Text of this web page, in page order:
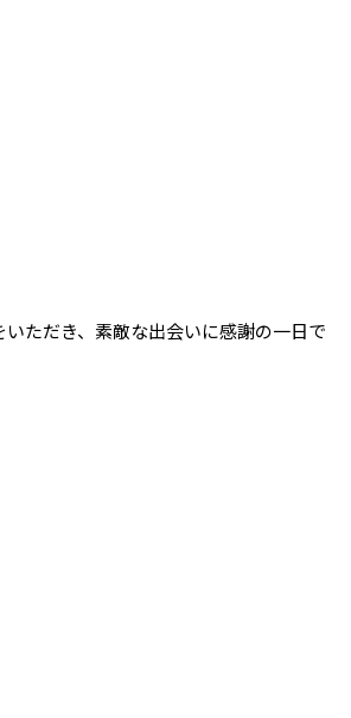
ただき、素敵な出会いに感謝の一日で